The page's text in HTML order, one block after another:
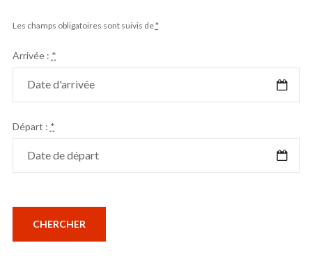
Les champs obligatoires sont suivis de*
Arrivée : *
Départ : *